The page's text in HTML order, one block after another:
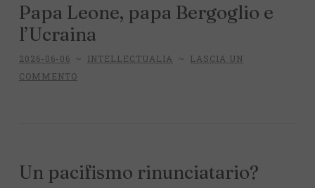
Papa Leone, papa Bergoglio e
l’Ucraina
2026-06-06 ~ INTELLECTUALIA ~
LASCIA UN
COMMENTO
Un pacifismo rinunciatario?